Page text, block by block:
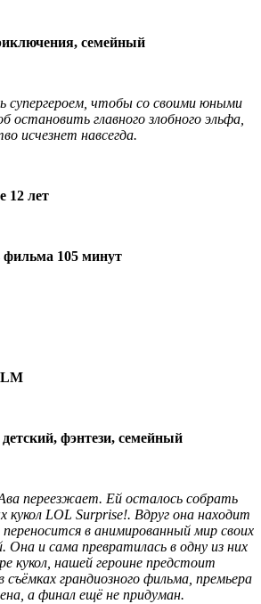
семейный
чтобы со своими юными
остановить главного злобного эльфа,
исчезнет навсегда.
12 лет
фильма 105 минут
фэнтези, семейный
переезжает. Ей осталось собрать
кукол LOL Surprise!. Вдруг она находит
в анимированный мир своих
и сама превратилась в одну из них
кукол, нашей героине предстоит
съёмках грандиозного фильма, премьера
а финал ещё не придуман.